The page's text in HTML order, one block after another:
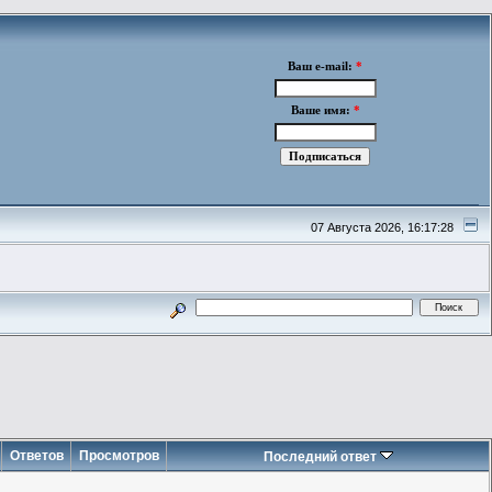
Ваш e-mail: *
Ваше имя: *
07 Августа 2026, 16:17:28
Ответов Просмотров Последний ответ